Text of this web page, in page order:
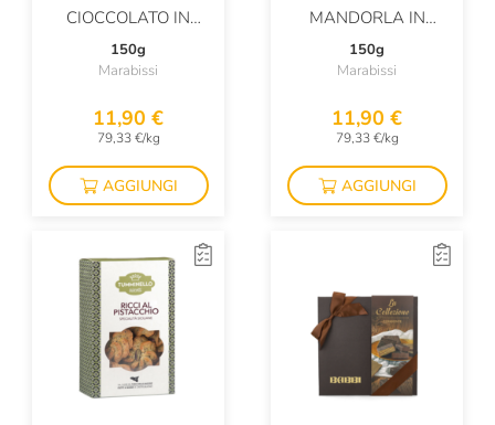
CIOCCOLATO IN
LATTA
150g
Marabissi
11,90 €
79,33 €/kg
AGGIUNGI
MANDORLA IN
LATTA
150g
Marabissi
11,90 €
79,33 €/kg
AGGIUNGI